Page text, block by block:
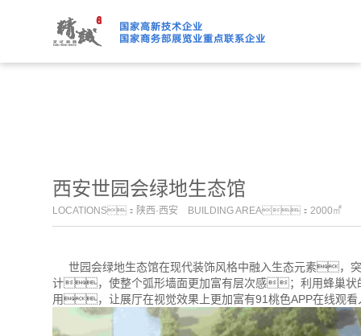
91桃色APP下载免费版,91
西安世园会绿地生态馆
LOCATIONS：陕西·西安 BUILDING AREA：2000㎡
世园会绿地生态馆在现代装饰风格中融入生态元素，
计，使整个弧形墙面更加富有层次感；利用蜂
用，让展厅在视觉效果上更加富有91桃色APP在线